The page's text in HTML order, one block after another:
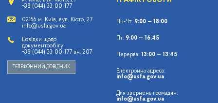
+38 (044) 33-00-177
02156 м. Київ, вул. Кіото, 27
info@usfa.gov.ua
Довідки щодо
документообігу:
+38 (044) 33-00-177 вн. 207
ТЕЛЕФОННИЙ ДОВІДНИК
Пн-Чт: 9:00 — 18:00
Пт: 9:00 — 16:45
Перерва: 13:00 — 13:45
Електронна адреса:
info@usfa.gov.ua
Для звернень громадян:
info@usfa.gov.ua